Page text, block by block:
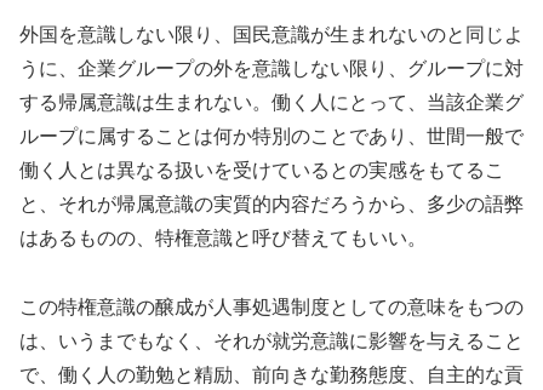
外国を意識しない限り、国民意識が生まれないのと同じよ
うに、企業グループの外を意識しない限り、グループに対
する帰属意識は生まれない。働く人にとって、当該企業グ
ループに属することは何か特別のことであり、世間一般で
働く人とは異なる扱いを受けているとの実感をもてるこ
と、それが帰属意識の実質的内容だろうから、多少の語弊
はあるものの、特権意識と呼び替えてもいい。
この特権意識の醸成が人事処遇制度としての意味をもつの
は、いうまでもなく、それが就労意識に影響を与えること
で、働く人の勤勉と精励、前向きな勤務態度、自主的な貢